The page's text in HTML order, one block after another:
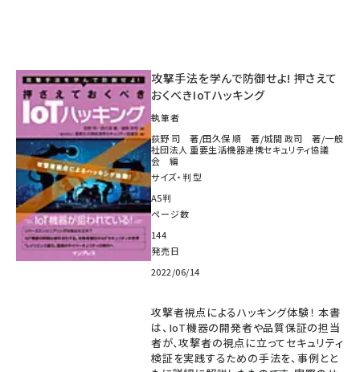
攻撃手法を学んで防御せよ! 押さえて
おくべきIoTハッキング
執筆者
荻野 司 著/田久保 順 著/城間 政司 著/一般
社団法人 重要生活機器連携セキュリティ協議
会 編
サイズ・判型
A5判
ページ数
144
発売日
2022/06/14
攻撃者視点によるハッキング体験！ 本書
は、IoT機器の開発者や品質保証の担当
者が、攻撃者の視点に立ってセキュリティ
検証を実践するための手法を、事例とと